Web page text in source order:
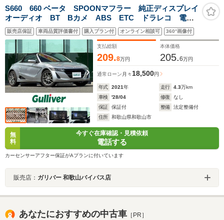
S660 660 ベータ SPOONマフラー 純正ディスプレイ
オーディオ BT Bカメ ABS ETC ドラレコ 電動
格納ミラー 純正フロアマット LEDヘッド フォグラ
ンプ オートライト
販売店保証 車両品質評価書付 購入プラン付 オンライン相談可 360°画像付
支払総額
209.8万円
本体価格
205.6万円
通常ローン 月々18,500円
年式 2021年 走行 4.3万km
車検
'28/04 修復
なし
保証
保証付 整備
法定整備付
住所
和歌山県和歌山市
無
料
今すぐ在庫確認・見積依頼
電話する
カーセンサーアフター保証がAプランに付いています
販売店： ガリバー 和歌山バイパス店
あなたにおすすめの中古車 ［PR］